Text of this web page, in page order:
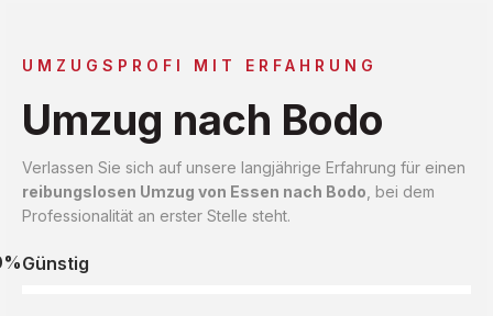
UMZUGSPROFI MIT ERFAHRUNG
Umzug nach Bodo
Verlassen Sie sich auf unsere langjährige Erfahrung für einen
reibungslosen Umzug von Essen nach Bodo , bei dem
Professionalität an erster Stelle steht.
Günstig